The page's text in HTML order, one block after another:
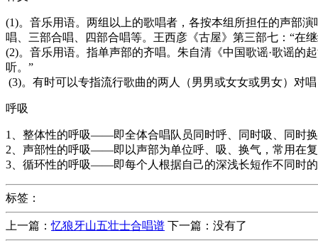
(1)。音乐用语。两组以上的歌唱者，各按本组所担任的声部
唱、三部合唱、四部合唱等。王西彦《古屋》第三部七：“在
(2)。音乐用语。指单声部的齐唱。朱自清《中国歌谣·歌谣的
听。”
(3)。有时可以专指流行歌曲的两人（男男或女女或男女）对
呼吸
1、整体性的呼吸——即全体合唱队员同时呼、同时吸、同时
2、声部性的呼吸——即以声部为单位呼、吸、换气，常用在
3、循环性的呼吸——即每个人根据自己的深浅长短作不同时
标签：
上一篇：忆狼牙山五壮士合唱谱 下一篇：没有了